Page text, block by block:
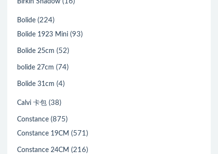
Birkin Shadow
Bolide (224)
Bolide 1923 Mini (93)
Bolide 25cm (52)
bolide 27cm (74)
Bolide 31cm (4)
Calvi 卡包 (38)
Constance (875)
Constance 19CM (571)
Constance 24CM (216)